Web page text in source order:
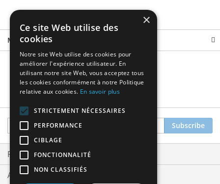
More Information
Sign
Up
for
Our
Newsletter:
Subscribe
Privacy and Cookie Policy
Advanced Search
×
Ce site Web utilise des
cookies
Notre site Web utilise des cookies pour
améliorer l'expérience utilisateur. En
utilisant notre site Web, vous acceptez tous
les cookies conformément à notre Politique
relative aux cookies. En savoir plus
STRICTEMENT NÉCESSAIRES
PERFORMANCE
CIBLAGE
FONCTIONNALITÉ
NON CLASSIFIÉS